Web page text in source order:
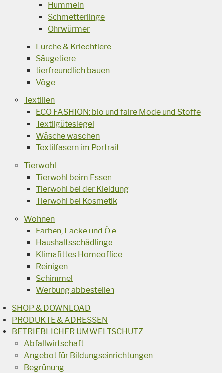
Hummeln
Schmetterlinge
Ohrwürmer
Lurche & Kriechtiere
Säugetiere
tierfreundlich bauen
Vögel
Textilien
ECO FASHION: bio und faire Mode und Stoffe
Textilgütesiegel
Wäsche waschen
Textilfasern im Portrait
Tierwohl
Tierwohl beim Essen
Tierwohl bei der Kleidung
Tierwohl bei Kosmetik
Wohnen
Farben, Lacke und Öle
Haushaltsschädlinge
Klimafittes Homeoffice
Reinigen
Schimmel
Werbung abbestellen
SHOP & DOWNLOAD
PRODUKTE & ADRESSEN
BETRIEBLICHER UMWELTSCHUTZ
Abfallwirtschaft
Angebot für Bildungseinrichtungen
Begrünung